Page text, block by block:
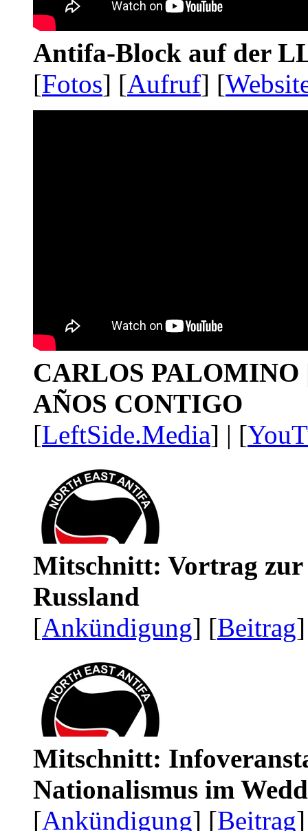
Antifa-Block auf der
[Fotos] [Aufruf] [
CARLOS PALOMINO
AÑOS CONTIGO
[LeftSide.Media] | [
Mitschnitt: Vortrag zur
Russland
[Ankündigung] [Beitrag
Mitschnitt:
Nationalismus im
[Ankündigung] [Beitrag